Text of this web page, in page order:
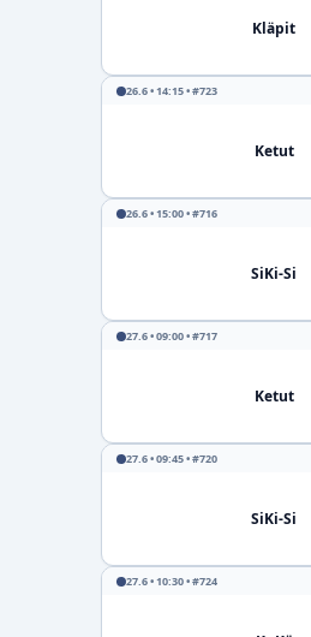
Kläpit
26.6 • 14:15 • #723
Ketut
26.6 • 15:00 • #716
SiKi-Si
27.6 • 09:00 • #717
Ketut
27.6 • 09:45 • #720
SiKi-Si
27.6 • 10:30 • #724